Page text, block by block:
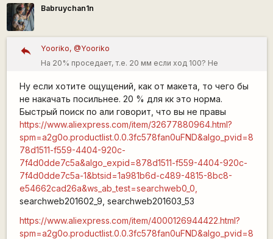
Babruychan1n
Yooriko, @Yooriko
На 20% проседает, т.е. 20 мм если ход 100? Не
китае максимум 47-48 см. А 29" вилка около 51см (у меня
столько на дешевом рок шоке).
Ну если хотите ощущений, как от макета, то чего бы
не накачать посильнее. 20 % для кк это норма.
Быстрый поиск по али говорит, что вы не правы
https://www.aliexpress.com/item/32677880964.html?
spm=a2g0o.productlist.0.0.3fc578fan0uFND&algo_pvid=8
78d1511-f559-4404-920c-
7f4d0dde7c5a&algo_expid=878d1511-f559-4404-920c-
7f4d0dde7c5a-1&btsid=1a981b6d-c489-4815-8bc8-
e54662cad26a&ws_ab_test=searchweb0_0,
searchweb201602_9, searchweb201603_53
https://www.aliexpress.com/item/4000126944422.html?
spm=a2g0o.productlist.0.0.3fc578fan0uFND&algo_pvid=8